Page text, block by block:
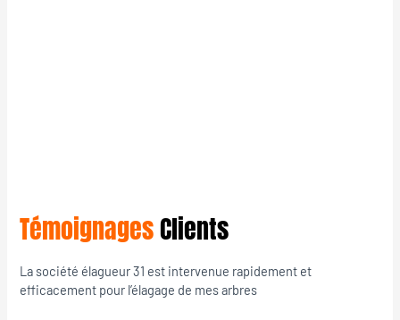
TémoignagesClients
La société élagueur 31 est intervenue rapidement et
efficacement pour l’élagage de mes arbres